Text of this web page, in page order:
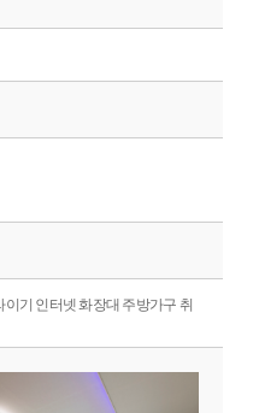
기 인터넷 화장대 주방가구 취